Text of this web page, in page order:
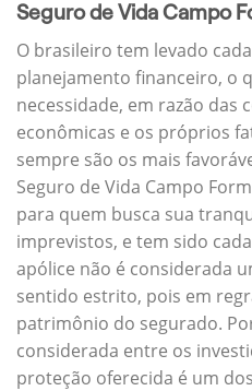
Seguro de Vida Campo
O brasileiro tem levado
planejamento financeiro, o
necessidade, em razão das
econômicas e os próprios
sempre são os mais
Seguro de Vida Campo
para quem busca sua
imprevistos, e tem sido
apólice não é considerada
sentido estrito, pois em
patrimônio do segurado.
considerada entre os
proteção oferecida é um